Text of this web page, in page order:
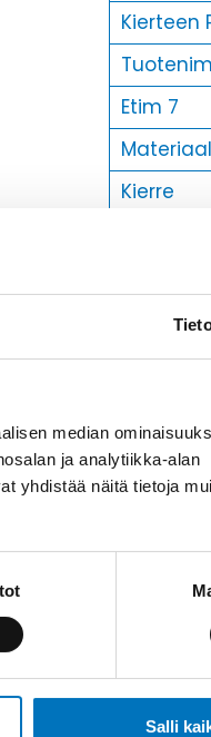
median
ja analytiikka-alan
yhdistää näitä tietoja
Salli
Kierteen
Etim 7
Kierre
Min [C]
Max [C]
O-
[Mm]